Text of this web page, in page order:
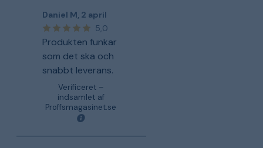
Daniel M 2 april
5,0
Produkten funkar
som det ska och
snabbt leverans.
Verificeret –
indsamlet af
Proffsmagasinet.se